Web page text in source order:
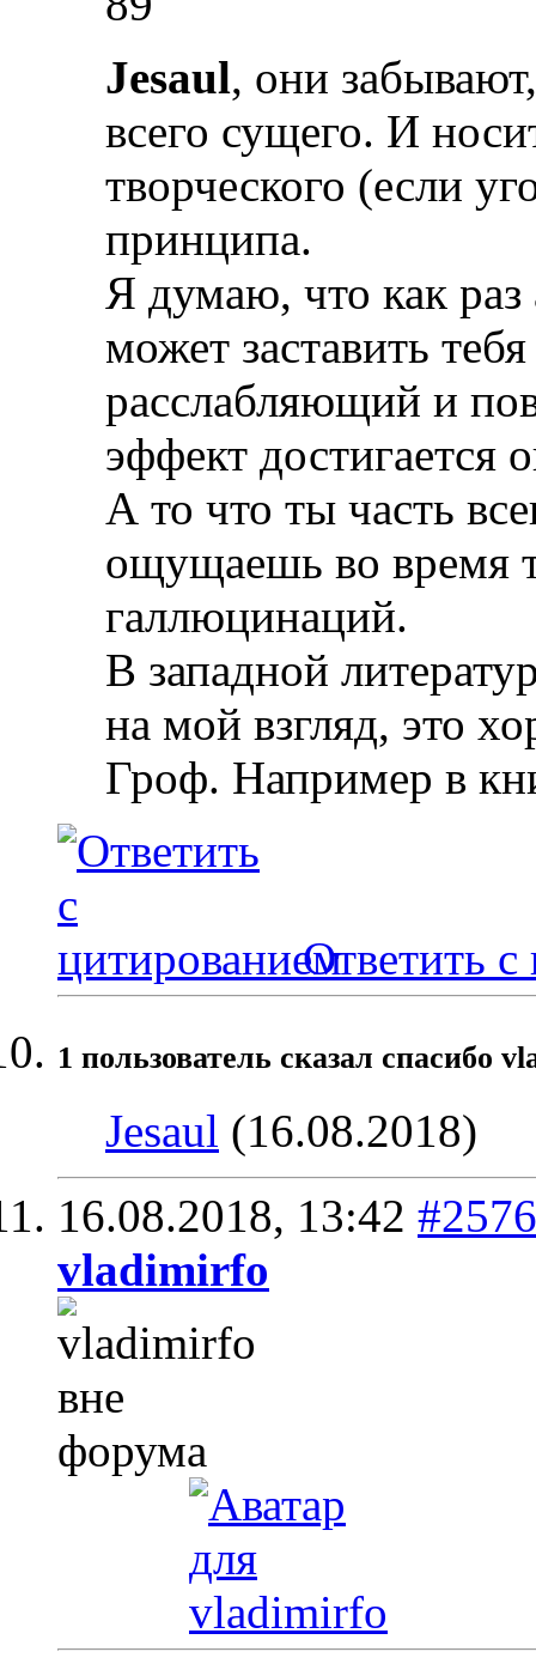
Jesaul, они
всего сущего. И
творческого (если
принципа.
Я думаю, что как раз
может заставить
расслабляющий и
эффект достигается
А то что ты часть
ощущаешь во время
галлюцинаций.
В западной
на мой взгляд, это
Гроф. Например в
Ответить с
1 пользователь сказал cпасибо
Jesaul (16.08.2018)
16.08.2018, 13:42 #2576
vladimirfo